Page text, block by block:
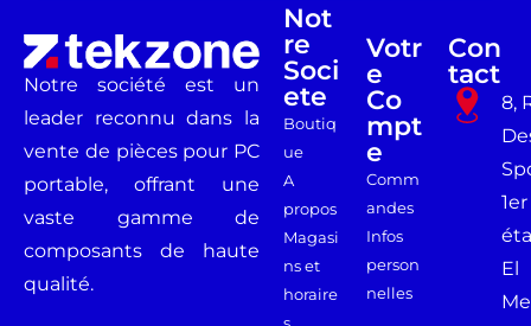
Notre société est un
leader reconnu dans la
vente de pièces pour PC
portable, offrant une
vaste gamme de
composants de haute
qualité.
Not
Re
Soci
Ete
Boutiq
ue
A
propos
Magasi
ns et
horaire
Votr
E
Co
Mpt
E
Comm
andes
Infos
person
nelles
Con
Tact
8,
1er
El